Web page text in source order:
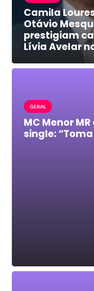
Camila
Otávio
prestigiam
Lívia Avelar
GERAL
MC Menor
single: